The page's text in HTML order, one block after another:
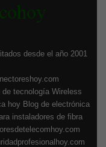
desde el año 2001
de tecnología Wireless
hoy Blog de electrónica
instaladores de fibra